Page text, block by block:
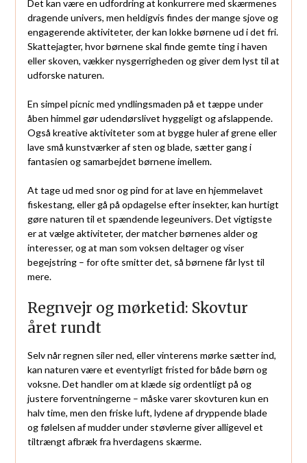
Det kan være en udfordring at konkurrere med skærmenes
dragende univers, men heldigvis findes der mange sjove og
engagerende aktiviteter, der kan lokke børnene ud i det fri.
Skattejagter, hvor børnene skal finde gemte ting i haven
eller skoven, vækker nysgerrigheden og giver dem lyst til at
udforske naturen.
En simpel picnic med yndlingsmaden på et tæppe under
åben himmel gør udendørslivet hyggeligt og afslappende.
Også kreative aktiviteter som at bygge huler af grene eller
lave små kunstværker af sten og blade, sætter gang i
fantasien og samarbejdet børnene imellem.
At tage ud med snor og pind for at lave en hjemmelavet
fiskestang, eller gå på opdagelse efter insekter, kan hurtigt
gøre naturen til et spændende legeunivers. Det vigtigste
er at vælge aktiviteter, der matcher børnenes alder og
interesser, og at man som voksen deltager og viser
begejstring – for ofte smitter det, så børnene får lyst til
mere.
Regnvejr og mørketid: Skovtur
året rundt
Selv når regnen siler ned, eller vinterens mørke sætter ind,
kan naturen være et eventyrligt fristed for både børn og
voksne. Det handler om at klæde sig ordentligt på og
justere forventningerne – måske varer skovturen kun en
halv time, men den friske luft, lydene af dryppende blade
og følelsen af mudder under støvlerne giver alligevel et
tiltrængt afbræk fra hverdagens skærme.